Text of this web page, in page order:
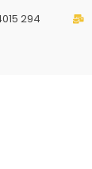
294